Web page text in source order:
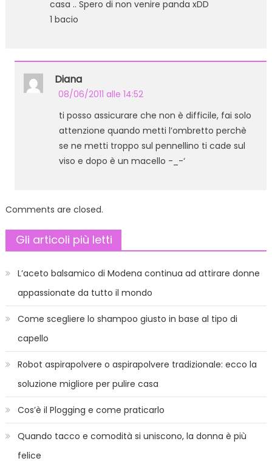
casa .. Spero di non venire panda xDD
1 bacio
Diana
08/06/2011 alle 14:52
ti posso assicurare che non è difficile, fai solo
attenzione quando metti l’ombretto perchè
se ne metti troppo sul pennellino ti cade sul
viso e dopo è un macello -_-‘
Comments are closed.
Gli articoli più letti
L’aceto balsamico di Modena continua ad attirare donne
appassionate da tutto il mondo
Come scegliere lo shampoo giusto in base al tipo di
capello
Robot aspirapolvere o aspirapolvere tradizionale: ecco la
soluzione migliore per pulire casa
Cos’è il Plogging e come praticarlo
Quando tacco e comodità si uniscono, la donna è più
felice